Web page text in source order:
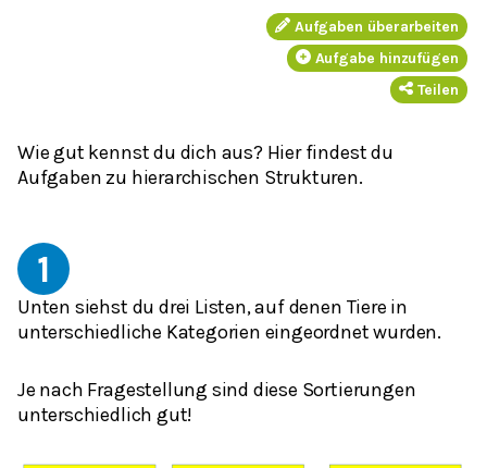
Aufgaben überarbeiten
Aufgabe hinzufügen
Teilen
Wie gut kennst du dich aus? Hier findest du
Aufgaben zu hierarchischen Strukturen.
1
Unten siehst du drei Listen, auf denen Tiere in
unterschiedliche Kategorien eingeordnet wurden.
Je nach Fragestellung sind diese Sortierungen
unterschiedlich gut!